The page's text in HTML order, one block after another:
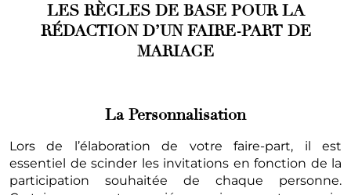
LES RÈGLES DE BASE POUR LA
RÉDACTION D’UN FAIRE-PART DE
MARIAGE
La Personnalisation
Lors de l’élaboration de votre faire-part, il est
essentiel de scinder les invitations en fonction de la
participation souhaitée de chaque personne.